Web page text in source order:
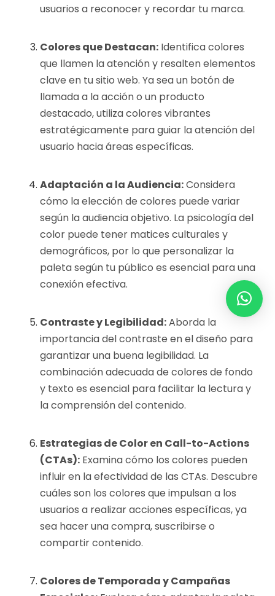
usuarios a reconocer y recordar tu marca.
Colores que Destacan: Identifica colores
que llamen la atención y resalten elementos
clave en tu sitio web. Ya sea un botón de
llamada a la acción o un producto
destacado, utiliza colores vibrantes
estratégicamente para guiar la atención del
usuario hacia áreas específicas.
Adaptación a la Audiencia:Considera
cómo la elección de colores puede variar
según la audiencia objetivo. La psicología del
color puede tener matices culturales y
demográficos, por lo que personalizar la
paleta según tu público es esencial para una
conexión efectiva.
Contraste y Legibilidad:Aborda la
importancia del contraste en el diseño para
garantizar una buena legibilidad. La
combinación adecuada de colores de fondo
y texto es esencial para facilitar la lectura y
la comprensión del contenido.
Estrategias de Color en Call-to-Actions
(CTAs): Examina cómo los colores pueden
influir en la efectividad de las CTAs. Descubre
cuáles son los colores que impulsan a los
usuarios a realizar acciones específicas, ya
sea hacer una compra, suscribirse o
compartir contenido.
Colores de Temporada y Campañas